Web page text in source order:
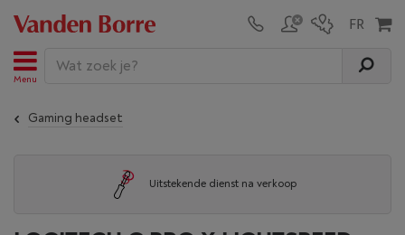
Menu
Gaming headset
Uitstekende dienst na verkoop